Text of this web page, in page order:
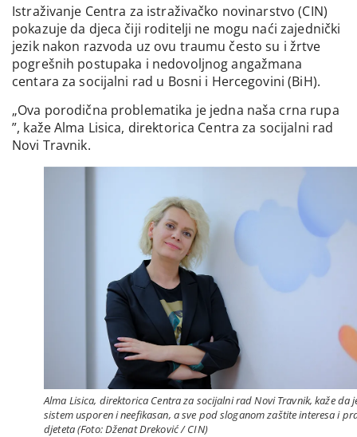
Istraživanje Centra za istraživačko novinarstvo (CIN)
pokazuje da djeca čiji roditelji ne mogu naći zajednički
jezik nakon razvoda uz ovu traumu često su i žrtve
pogrešnih postupaka i nedovoljnog angažmana
centara za socijalni rad u Bosni i Hercegovini (BiH).
„Ova porodična problematika je jedna naša crna rupa
”, kaže Alma Lisica, direktorica Centra za socijalni rad
Novi Travnik.
Alma Lisica, direktorica Centra za socijalni rad Novi Travnik, kaže da
sistem usporen i neefikasan, a sve pod sloganom zaštite interesa i
djeteta (Foto: Dženat Dreković / CIN)